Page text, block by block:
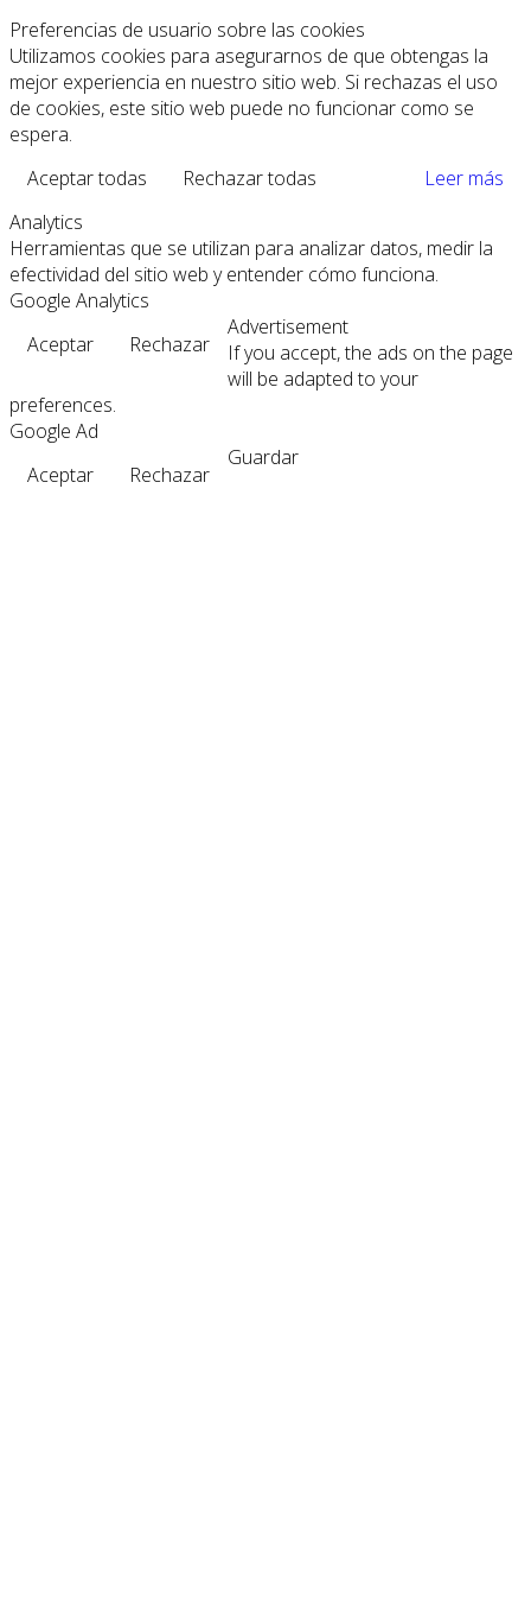
Preferencias de usuario sobre las cookies
Utilizamos cookies para asegurarnos de que obtengas la
mejor experiencia en nuestro sitio web. Si rechazas el uso
de cookies, este sitio web puede no funcionar como se
espera.
Aceptar todas
Rechazar todas
Leer más
Analytics
Herramientas que se utilizan para analizar datos, medir la
efectividad del sitio web y entender cómo funciona.
Google Analytics
Aceptar
Rechazar
Advertisement
If you accept, the ads on the page
will be adapted to your
preferences.
Google Ad
Aceptar
Rechazar
Guardar